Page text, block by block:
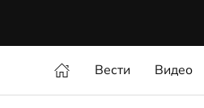
Вести Видео